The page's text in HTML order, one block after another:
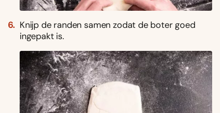
Knijp de randen samen zodat de boter goed
ingepakt is.